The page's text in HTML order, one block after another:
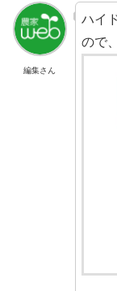
編集さん
ハイ
ので